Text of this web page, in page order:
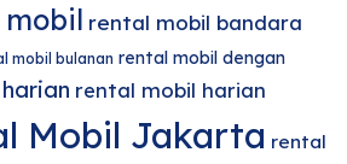
rental mobil bandara
mobil bulanan rental mobil dengan
rental mobil harian
Mobil Jakarta rental